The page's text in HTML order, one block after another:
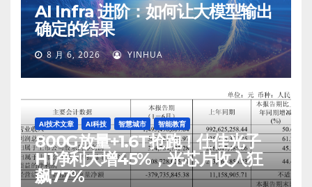
AI Infra 进阶：如何让大模型输出
确定的结果
8 月 6, 2026 YINHUA
AI技术文章 AI科技 智慧城市 智能教育
800G放量+1.6T抢跑！仕佳光子
H1净利大增45%，光芯片收入狂
飙77%